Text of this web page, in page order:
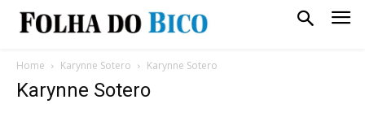
Home Karynne Sotero Karynne Sotero
Karynne Sotero